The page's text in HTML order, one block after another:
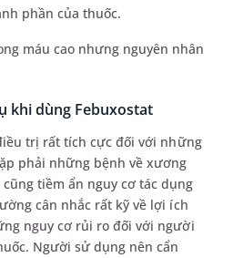
phần của thuốc.
máu cao nhưng nguyên nhân
khi dùng Febuxostat
trị rất tích cực đối với những
phải những bệnh về xương
cũng tiềm ẩn nguy cơ tác dụng
cân nhắc rất kỹ về lợi ích
nguy cơ rủi ro đối với người
Người sử dụng nên cẩn